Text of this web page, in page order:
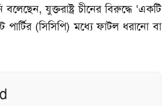
যুক্তরাষ্ট্র চীনের বিরুদ্ধে ‘একটি
পার্টির (সিসিপি) মধ্যে ফাটল ধরানো বা